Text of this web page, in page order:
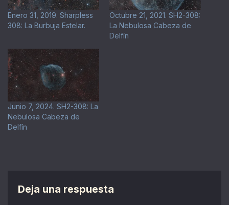
Enero 31, 2019. Sharpless
308: La Burbuja Estelar.
Octubre 21, 2021. SH2-308:
La Nebulosa Cabeza de
Delfín
Junio 7, 2024. SH2-308: La
Nebulosa Cabeza de
Delfín
Deja una respuesta